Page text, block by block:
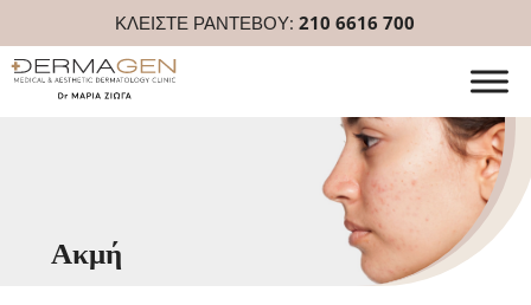
ΚΛΕΙΣΤΕ ΡΑΝΤΕΒΟΥ:210 6616 700
Ακμή